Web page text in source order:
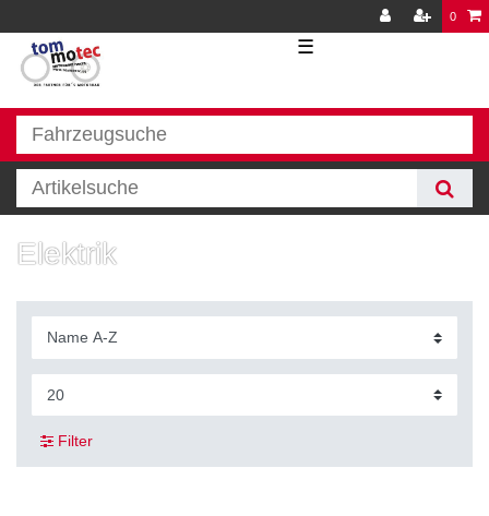
0
☰
Elektrik
Filter